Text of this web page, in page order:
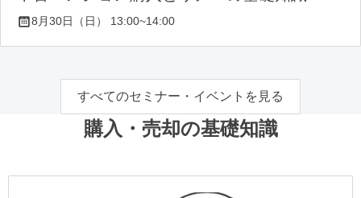
8月30日（日） 13:00~14:00
すべてのセミナー・イベントを見る
購入・売却の基礎知識